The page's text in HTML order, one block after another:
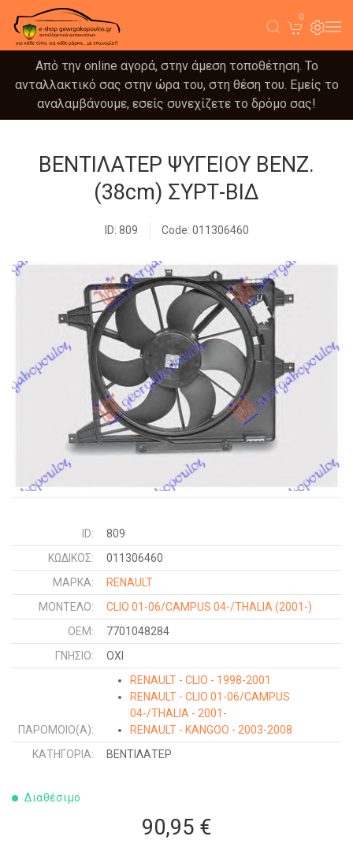
0
Από την online αγορά, στην άμεση τοποθέτηση. Το
ανταλλακτικό σας στην ώρα του, στη θέση του. Εμείς το
αναλαμβάνουμε, εσείς συνεχίζετε το δρόμο σας!
ΒΕΝΤΙΛΑΤΕΡ ΨΥΓΕΙΟΥ ΒΕΝΖ.
(38cm) ΣΥΡΤ-ΒΙΔ
ID: 809 Code: 011306460
ID:
809
ΚΩΔΙΚΌΣ:
011306460
ΜΑΡΚΑ:
RENAULT
ΜΟΝΤΕΛΟ:
CLIO 01-06/CAMPUS 04-/THALIA (2001-)
OEM:
7701048284
ΓΝΉΣΙΟ:
ΟΧΙ
ΠΑΡΌΜΟΙΟ(Α):
RENAULT - CLIO - 1998-2001
RENAULT - CLIO 01-06/CAMPUS
04-/THALIA - 2001-
RENAULT - KANGOO - 2003-2008
ΚΑΤΗΓΟΡΊΑ:
ΒΕΝΤΙΛΑΤΕΡ
Διαθέσιμο
90,95 €